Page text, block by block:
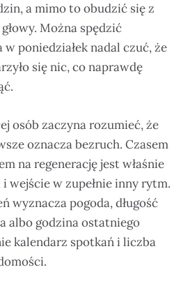
a mimo to obudzić się z
Można spędzić
w poniedziałek nadal czuć, że
się nic, co naprawdę
osób zaczyna rozumieć, że
oznacza bezruch. Czasem
na regenerację jest właśnie
wejście w zupełnie inny rytm.
wyznacza pogoda, długość
albo godzina ostatniego
kalendarz spotkań i liczba